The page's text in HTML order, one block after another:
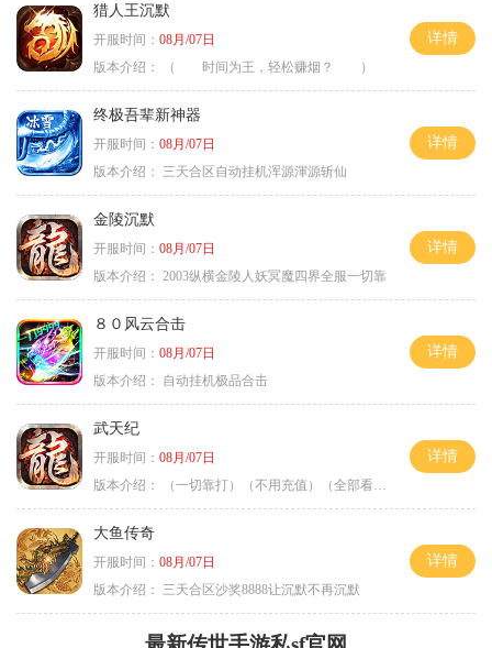
猎人王沉默
开服时间： 08月/07日
版本介绍：
（ 时间为王，轻松赚烟？ ）
详情
终极吾辈新神器
开服时间： 08月/07日
版本介绍：
三天合区自动挂机浑源渾源斩仙
详情
金陵沉默
开服时间： 08月/07日
版本介绍：
2003纵横金陵人妖冥魔四界全服一切靠
详情
８０风云合击
开服时间： 08月/07日
版本介绍：
自动挂机极品合击
详情
武天纪
开服时间： 08月/07日
版本介绍：
（一切靠打）（不用充值）（全部看脸）
详情
大鱼传奇
开服时间： 08月/07日
版本介绍：
三天合区沙奖8888让沉默不再沉默
详情